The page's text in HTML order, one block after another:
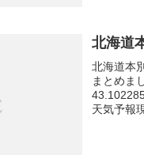
北海道
北海道本
まとめま
天気予報